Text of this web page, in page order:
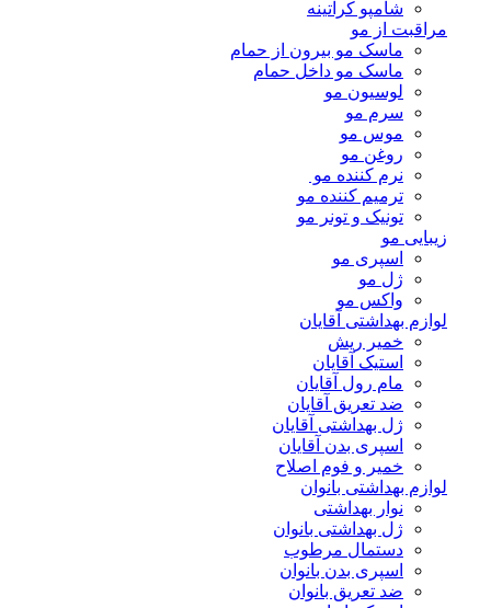
شامپو کراتینه
مراقبت از مو
ماسک مو بیرون از حمام
ماسک مو داخل حمام
لوسیون مو
سرم مو
موس مو
روغن مو
نرم کننده مو
ترمیم کننده مو
تونیک و تونر مو
زیبایی مو
اسپری مو
ژل مو
واکس مو
لوازم بهداشتی آقایان
خمیر ریش
استیک آقایان
مام رول آقایان
ضد تعریق آقایان
ژل بهداشتی آقایان
اسپری بدن آقایان
خمیر و فوم اصلاح
لوازم بهداشتی بانوان
نوار بهداشتی
ژل بهداشتی بانوان
دستمال مرطوب
اسپری بدن بانوان
ضد تعریق بانوان